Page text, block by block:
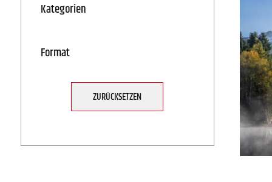
Kategorien
Format
ZURÜCKSETZEN